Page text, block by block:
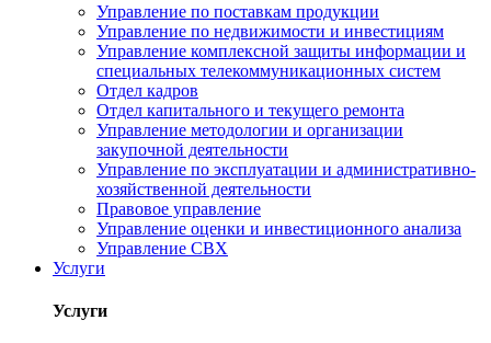
Управление по поставкам продукции
Управление по недвижимости и инвестициям
Управление комплексной защиты информации и
специальных телекоммуникационных систем
Отдел кадров
Отдел капитального и текущего ремонта
Управление методологии и организации
закупочной деятельности
Управление по эксплуатации и административно-
хозяйственной деятельности
Правовое управление
Управление оценки и инвестиционного анализа
Управление СВХ
Услуги
Услуги